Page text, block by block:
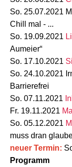
So. 25.07.2021
Chill mal - ...
So. 19.09.2021
Aumeier“
So. 17.10.2021
So. 24.10.2021
Barrierefrei
So. 07.11.2021
Fr. 19.11.2021
So. 05.12.2021
muss dran
neuer Termin:
Programm